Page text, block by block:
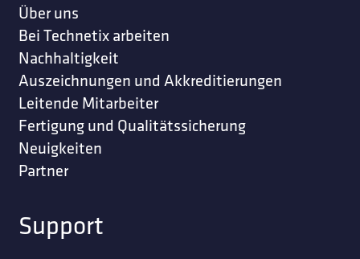
Über uns
Bei Technetix arbeiten
Nachhaltigkeit
Auszeichnungen und Akkreditierungen
Leitende Mitarbeiter
Fertigung und Qualitätssicherung
Neuigkeiten
Partner
Support